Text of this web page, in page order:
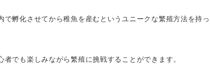
で孵化させてから稚魚を産むというユニークな繁殖方法を持っ
でも楽しみながら繁殖に挑戦することができます。